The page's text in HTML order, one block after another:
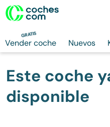
GRATIS
Vender coche Nuevos
Este coche
disponible